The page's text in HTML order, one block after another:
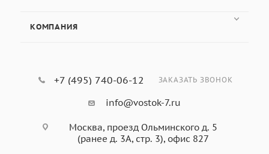
КОМПАНИЯ
+7 (495) 740-06-12 ЗАКАЗАТЬ ЗВОНОК
info@vostok-7.ru
Москва, проезд Ольминского д. 5
(ранее д. 3А, стр. 3), офис 827